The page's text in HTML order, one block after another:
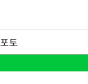
포토